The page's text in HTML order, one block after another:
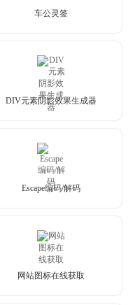
车公灵签
DIV元素阴影效果生成器
Escape编码/解码
网站图标在线获取